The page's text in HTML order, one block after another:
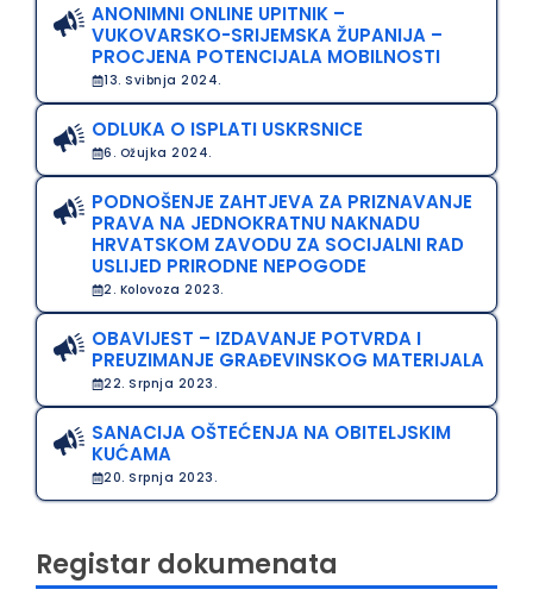
ANONIMNI ONLINE UPITNIK –
VUKOVARSKO-SRIJEMSKA ŽUPANIJA –
PROCJENA POTENCIJALA MOBILNOSTI
13. Svibnja 2024.
ODLUKA O ISPLATI USKRSNICE
6. Ožujka 2024.
PODNOŠENJE ZAHTJEVA ZA PRIZNAVANJE
PRAVA NA JEDNOKRATNU NAKNADU
HRVATSKOM ZAVODU ZA SOCIJALNI RAD
USLIJED PRIRODNE NEPOGODE
2. Kolovoza 2023.
OBAVIJEST – IZDAVANJE POTVRDA I
PREUZIMANJE GRAĐEVINSKOG MATERIJALA
22. Srpnja 2023.
SANACIJA OŠTEĆENJA NA OBITELJSKIM
KUĆAMA
20. Srpnja 2023.
Registar dokumenata